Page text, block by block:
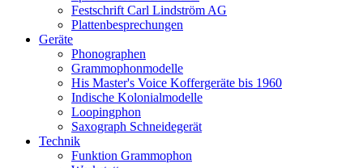
Festschrift Carl Lindström AG
Plattenbesprechungen
Geräte
Phonographen
Grammophonmodelle
His Master's Voice Koffergeräte bis 1960
Indische Kolonialmodelle
Loopingphon
Saxograph Schneidegerät
Technik
Funktion Grammophon